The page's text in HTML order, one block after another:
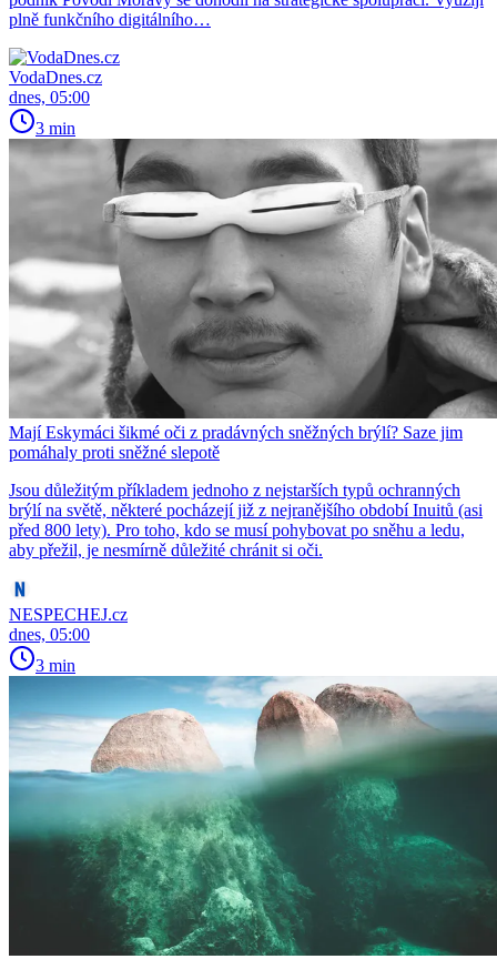
plně funkčního digitálního…
VodaDnes.cz
dnes, 05:00
3 min
Mají Eskymáci šikmé oči z pradávných sněžných brýlí? Saze jim
pomáhaly proti sněžné slepotě
Jsou důležitým příkladem jednoho z nejstarších typů ochranných
brýlí na světě, některé pocházejí již z nejranějšího období Inuitů (asi
před 800 lety). Pro toho, kdo se musí pohybovat po sněhu a ledu,
aby přežil, je nesmírně důležité chránit si oči.
NESPECHEJ.cz
dnes, 05:00
3 min